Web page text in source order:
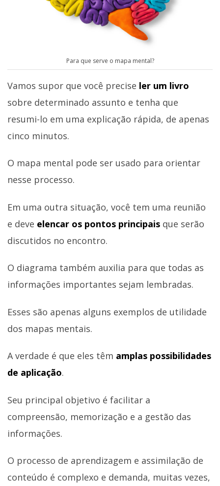
Para que serve o mapa mental?
Vamos supor que você precise ler um livro
sobre determinado assunto e tenha que
resumi-lo em uma explicação rápida, de apenas
cinco minutos.
O mapa mental pode ser usado para orientar
nesse processo.
Em uma outra situação, você tem uma reunião
e deve elencar os pontos principais que serão
discutidos no encontro.
O diagrama também auxilia para que todas as
informações importantes sejam lembradas.
Esses são apenas alguns exemplos de utilidade
dos mapas mentais.
A verdade é que eles têm amplas possibilidades
de aplicação.
Seu principal objetivo é facilitar a
compreensão, memorização e a gestão das
informações.
O processo de aprendizagem e assimilação de
conteúdo é complexo e demanda, muitas vezes,